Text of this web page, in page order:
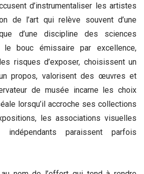
d’instrumentaliser les artistes
de l’art qui relève souvent d’une
d’une discipline des sciences
bouc émissaire par excellence,
risques d’exposer, choisissent un
propos, valorisent des œuvres et
de musée incarne les choix
lorsqu’il accroche ses collections
les associations visuelles
indépendants paraissent parfois